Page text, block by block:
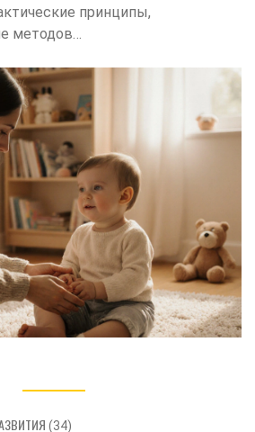
принципы,
методов
(34)